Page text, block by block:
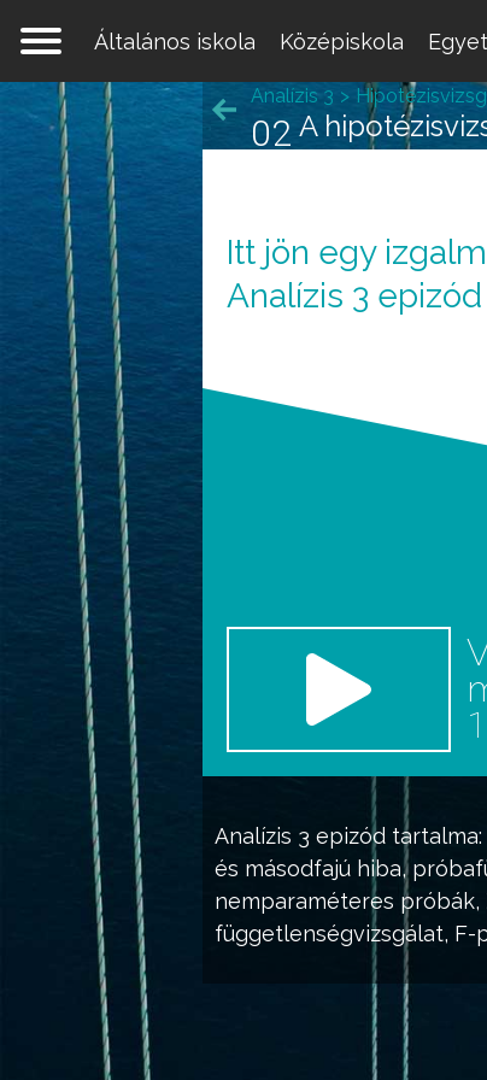
Általános iskola
Középiskola
Analízis 3 epizód tartalma:
és másodfajú hiba,
nemparaméteres próbák,
függetlenségvizsgálat, F-
Analízis 3
A
02
Itt jön egy
Analízis 3 epizód